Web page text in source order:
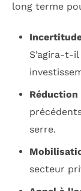
long terme
S’agira-t-
serre.
secteur